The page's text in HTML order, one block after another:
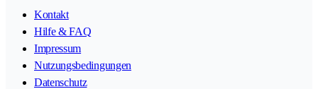
Kontakt
Hilfe & FAQ
Impressum
Nutzungsbedingungen
Datenschutz